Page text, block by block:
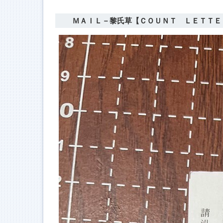
ＭＡＩＬ－黎氏草【ＣＯＵＮＴ ＬＥＴＴＥ